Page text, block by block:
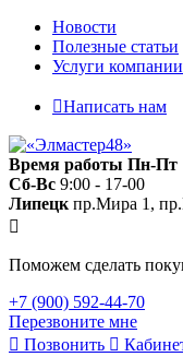
Новости
Полезные статьи
Услуги компании
Написать нам
Время работы Пн-Пт
Сб-Вс 9:00 - 17-00
Липецк пр.Мира 1,
Поможем сделать
+7 (900) 592-44-70
Перезвоните мне
Позвонить